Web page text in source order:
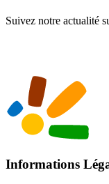
Suivez notre actualité
Informations